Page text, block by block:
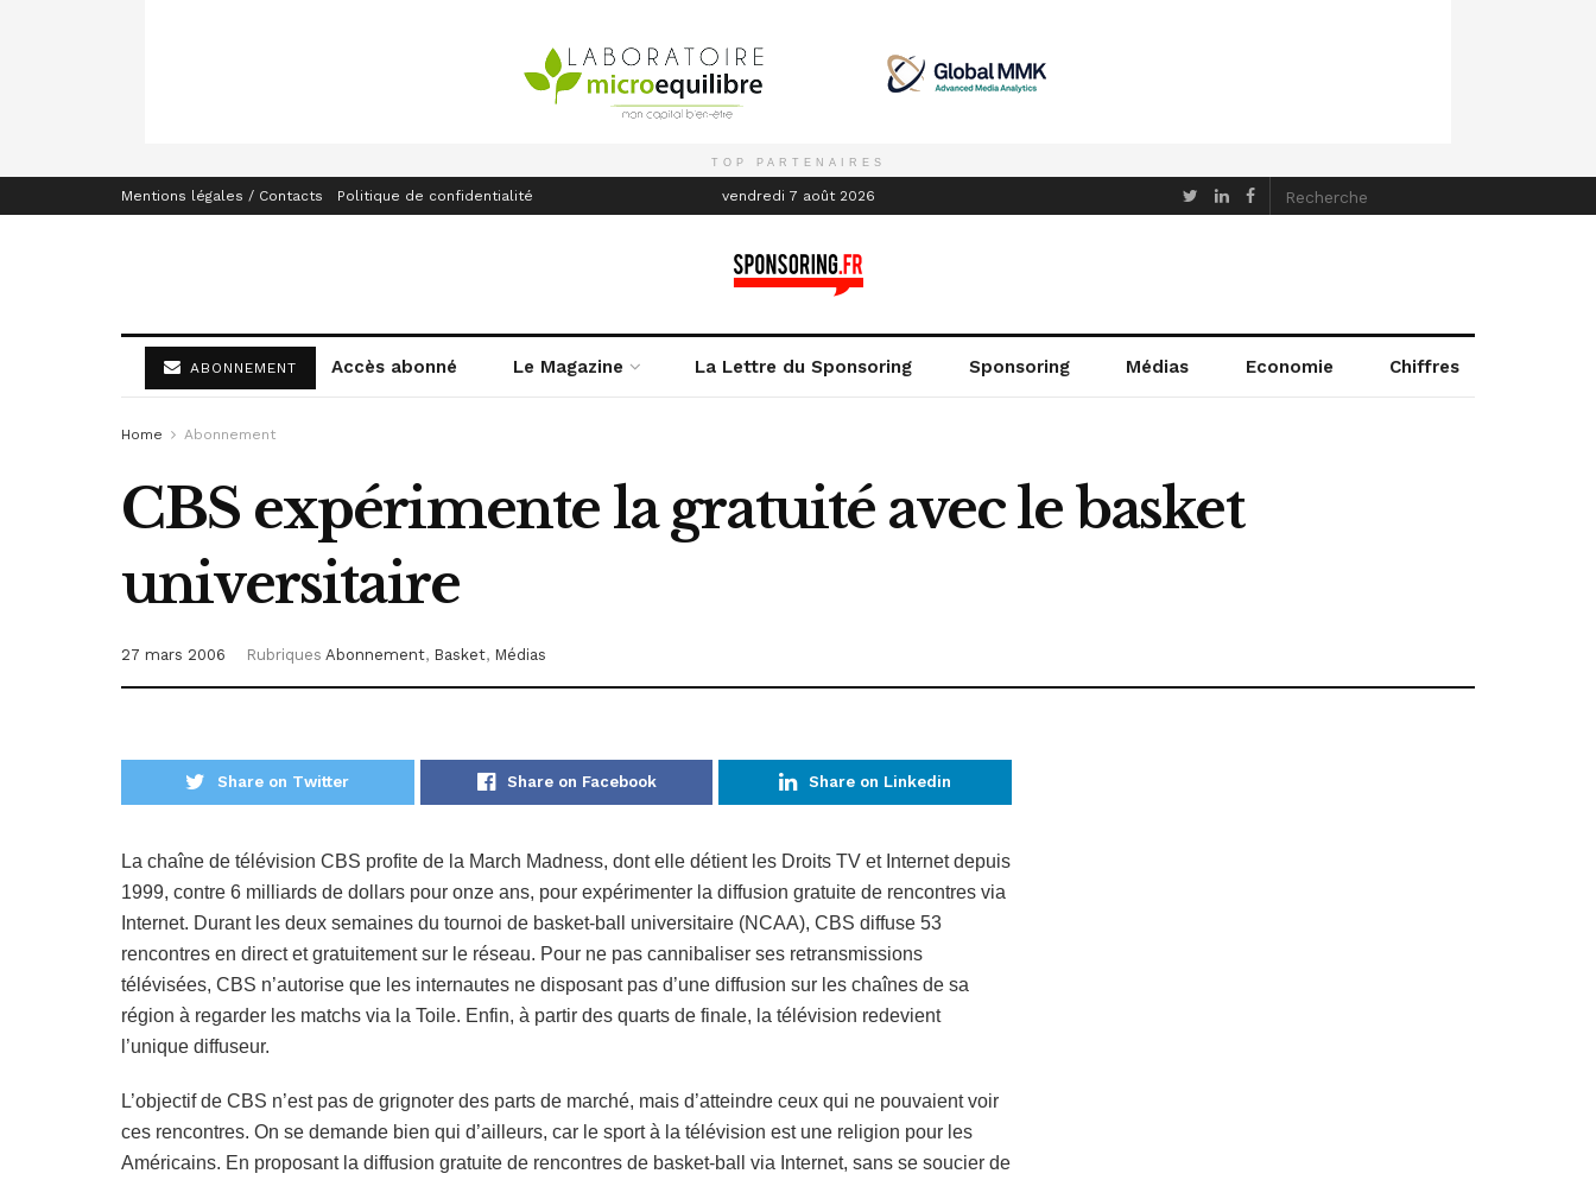
TOP PARTENAIRES
Mentions légales / Contacts Politique de confidentialité vendredi 7 août 2026
ABONNEMENT Accès abonné Le Magazine La Lettre du Sponsoring Sponsoring Médias Economie Chiffres
Home Abonnement
CBS expérimente la gratuité avec le basket
universitaire
27 mars 2006 Rubriques Abonnement, Basket, Médias
Share on Twitter Share on Facebook Share on Linkedin
La chaîne de télévision CBS profite de la March Madness, dont elle détient les Droits TV et Internet depuis
1999, contre 6 milliards de dollars pour onze ans, pour expérimenter la diffusion gratuite de rencontres via
Internet. Durant les deux semaines du tournoi de basket-ball universitaire (NCAA), CBS diffuse 53
rencontres en direct et gratuitement sur le réseau. Pour ne pas cannibaliser ses retransmissions
télévisées, CBS n’autorise que les internautes ne disposant pas d’une diffusion sur les chaînes de sa
région à regarder les matchs via la Toile. Enfin, à partir des quarts de finale, la télévision redevient
l’unique diffuseur.
L’objectif de CBS n’est pas de grignoter des parts de marché, mais d’atteindre ceux qui ne pouvaient voir
ces rencontres. On se demande bien qui d’ailleurs, car le sport à la télévision est une religion pour les
Américains. En proposant la diffusion gratuite de rencontres de basket-ball via Internet, sans se soucier de